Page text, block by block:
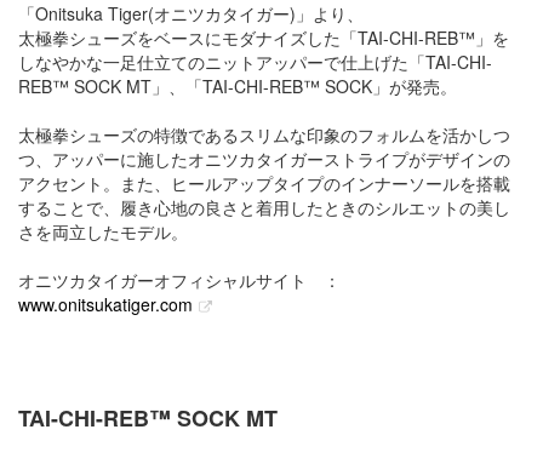
「Onitsuka Tiger(オニツカタイガー)」より、
太極拳シューズをベースにモダナイズした「TAI-CHI-REB™️」を
しなやかな一足仕立てのニットアッパーで仕上げた「TAI-CHI-
REB™️ SOCK MT」、「TAI-CHI-REB™️ SOCK」が発売。
太極拳シューズの特徴であるスリムな印象のフォルムを活かしつ
つ、アッパーに施したオニツカタイガーストライプがデザインの
アクセント。また、ヒールアップタイプのインナーソールを搭載
することで、履き心地の良さと着用したときのシルエットの美し
さを両立したモデル。
オニツカタイガーオフィシャルサイト ：
www.onitsukatiger.com
TAI-CHI-REB™️ SOCK MT